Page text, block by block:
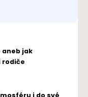
aneb jak
rodiče